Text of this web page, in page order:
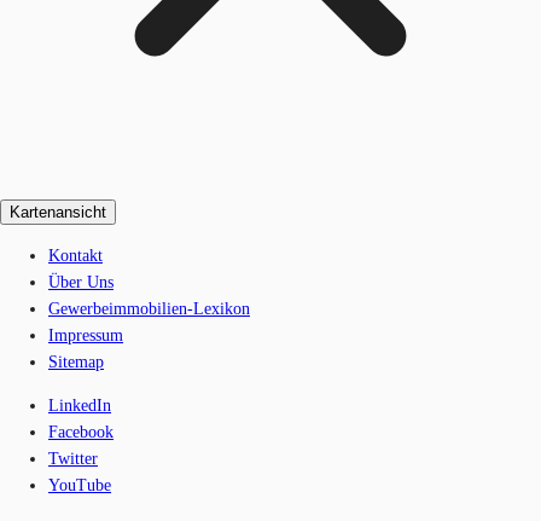
Kartenansicht
Kontakt
Über Uns
Gewerbeimmobilien-Lexikon
Impressum
Sitemap
LinkedIn
Facebook
Twitter
YouTube